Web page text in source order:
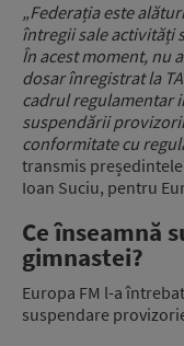
„Federația este
întregii sale activități
În acest moment, nu
dosar înregistrat la
cadrul regulamentar
suspendării
conformitate cu
transmis
Ioan Suciu, pentru
Ce înseamnă
gimnastei?
Europa FM l-a
suspendare